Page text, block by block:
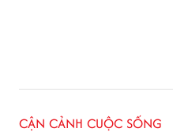
CẬN CẢNH CUỘC SỐNG